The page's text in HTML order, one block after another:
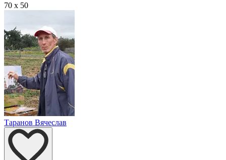
70 x 50
Таранов Вячеслав